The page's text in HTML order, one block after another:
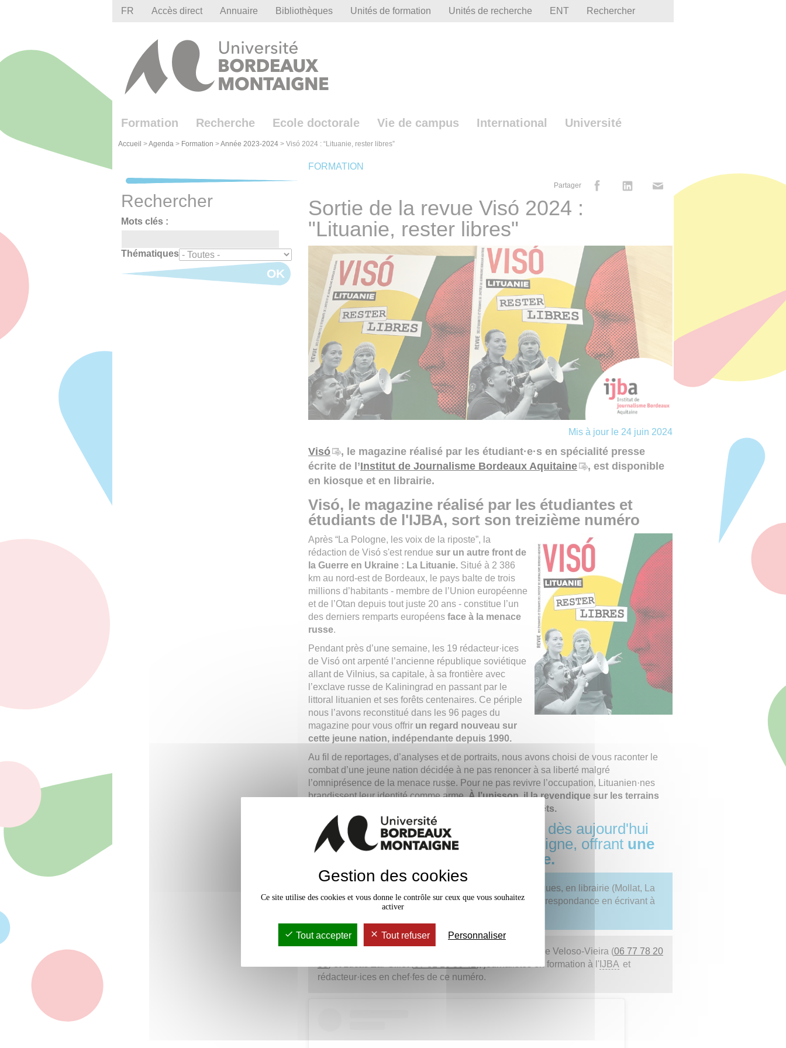
FR Accès direct Annuaire Bibliothèques Unités de formation Unités de recherche ENT Rechercher
Formation Recherche Ecole doctorale Vie de campus International Université
Accueil >Agenda > Formation >Année 2023-2024 > Visó 2024 : “Lituanie, rester libres”
FORMATION
Partager
Sortie de la revue Visó 2024 :
"Lituanie, rester libres"
Mis à jour le 24 juin 2024
Visó
, le magazine réalisé par les étudiant·e·s en spécialité presse
écrite de l’Institut de Journalisme Bordeaux Aquitaine
, est disponible
en kiosque et en librairie.
Visó, le magazine réalisé par les étudiantes et
étudiants de l'IJBA, sort son treizième numéro
Après “La Pologne, les voix de la riposte”, la
rédaction de Visó s'est rendue sur un autre front de
la Guerre en Ukraine : La Lituanie.Situé à 2 386
km au nord-est de Bordeaux, le pays balte de trois
millions d’habitants - membre de l’Union européenne
et de l’Otan depuis tout juste 20 ans - constitue l’un
des derniers remparts européens face à la menace
russe.
Pendant près d’une semaine, les 19 rédacteur·ices
de Visó ont arpenté l’ancienne république soviétique
allant de Vilnius, sa capitale, à sa frontière avec
l’exclave russe de Kaliningrad en passant par le
littoral lituanien et ses forêts centenaires. Ce périple
nous l’avons reconstitué dans les 96 pages du
magazine pour vous offrir un regard nouveau sur
cette jeune nation, indépendante depuis 1990.
Au fil de reportages, d’analyses et de portraits, nous avons choisi de vous raconter le
combat d’une jeune nation décidée à ne pas renoncer à sa liberté malgré
l’omniprésence de la menace russe. Pour ne pas revivre l’occupation, Lituanien·nes
brandissent leur identité comme arme.À l’unisson, il la revendique sur les terrains
du sport national, le basket et jusqu’au coeur des forêts.
Le douzième numéro est disponible dès aujourd'hui
dans les kiosques à journaux et en ligne, offrant une
perspective unique sur la Lituanie.
4,50 euros, disponible dans les kiosques, en librairie (Mollat, La
Machine à Lire, Chez Georges, etc.) et en vente par correspondance en écrivant à
Pour plus d'informations, vous pouvez contacter Isabelle Veloso-Vieira (06 77 78 20
), journalistes en formation à l' IJBA et
rédacteur·ices en chef·fes de ce numéro.
Rechercher
Mots clés :
Thématiques
OK
Gestion des cookies
Ce site utilise des cookies et vous donne le contrôle sur ceux que vous souhaitez
activer
Tout accepter Tout refuser Personnaliser